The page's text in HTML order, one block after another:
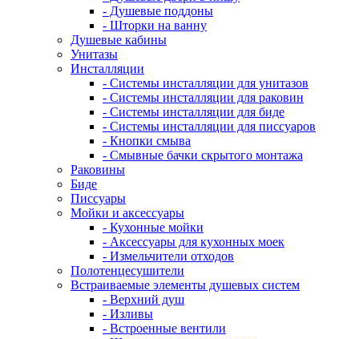
- Душевые поддоны
- Шторки на ванну
Душевые кабины
Унитазы
Инсталляции
- Системы инсталляции для унитазов
- Системы инсталляции для раковин
- Системы инсталляции для биде
- Системы инсталляции для писсуаров
- Кнопки смыва
- Смывные бачки скрытого монтажа
Раковины
Биде
Писсуары
Мойки и аксессуары
- Кухонные мойки
- Аксессуары для кухонных моек
- Измельчители отходов
Полотенцесушители
Встраиваемые элементы душевых систем
- Верхний душ
- Изливы
- Встроенные вентили